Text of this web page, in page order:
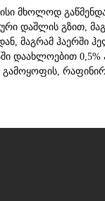
მხოლოდ
დაშლის გზით,
მაგრამ ჰაერში
დაახლოებით 0,5%